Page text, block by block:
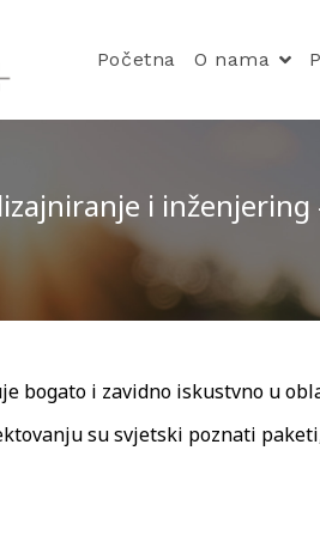
Početna O nama
i
bogato i zavidno iskustvno u
su svjetski poznati